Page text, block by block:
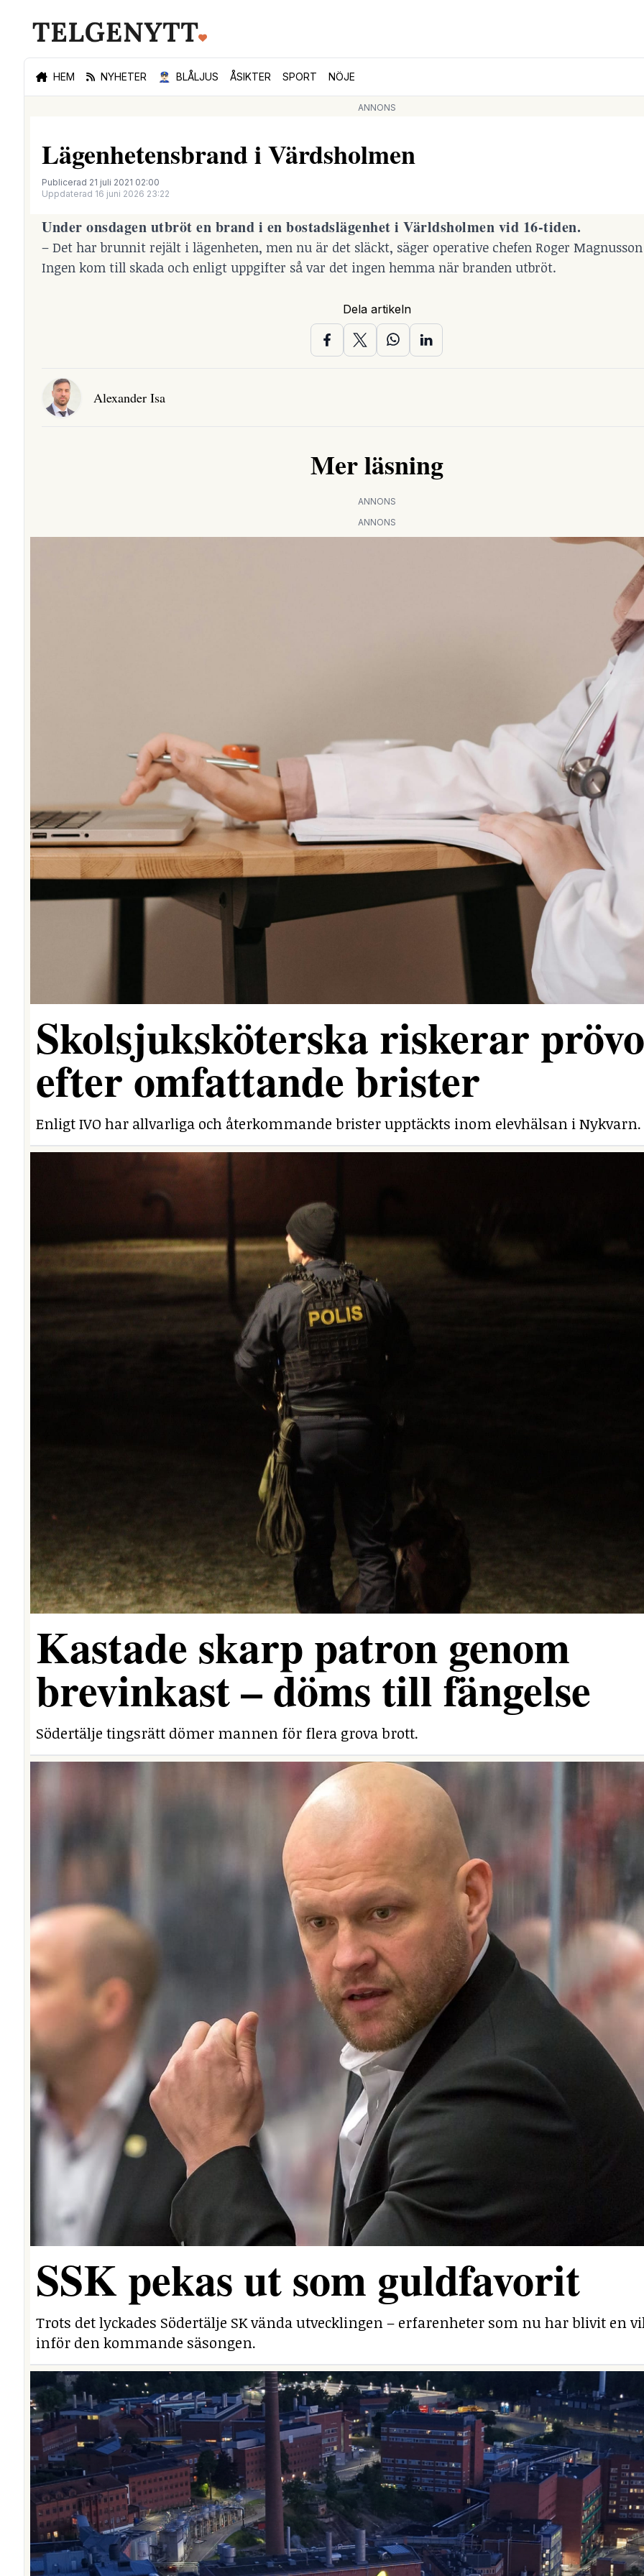
HEM NYHETER 👮🏻‍♂️ BLÅLJUS ÅSIKTER SPORT NÖJE
ANNONS
Lägenhetensbrand i Värdsholmen
Publicerad 21 juli 2021 02:00
Uppdaterad 16 juni 2026 23:22
Under onsdagen utbröt en brand i en bostadslägenhet i Världsholmen vid 16-tiden.
– Det har brunnit rejält i lägenheten, men nu är det släckt, säger operative chefen Roger
Ingen kom till skada och enligt uppgifter så var det ingen hemma när branden utbröt.
Dela artikeln
Alexander Isa
Mer läsning
ANNONS
ANNONS
Skolsjuksköterska riskerar
efter omfattande brister
Enligt IVO har allvarliga och återkommande brister upptäckts inom elevhälsan i Nykvarn.
Kastade skarp patron genom
brevinkast – döms till fängelse
Södertälje tingsrätt dömer mannen för flera grova brott.
SSK pekas ut som guldfavorit
Trots det lyckades Södertälje SK vända utvecklingen – erfarenheter som nu har blivit en
inför den kommande säsongen.